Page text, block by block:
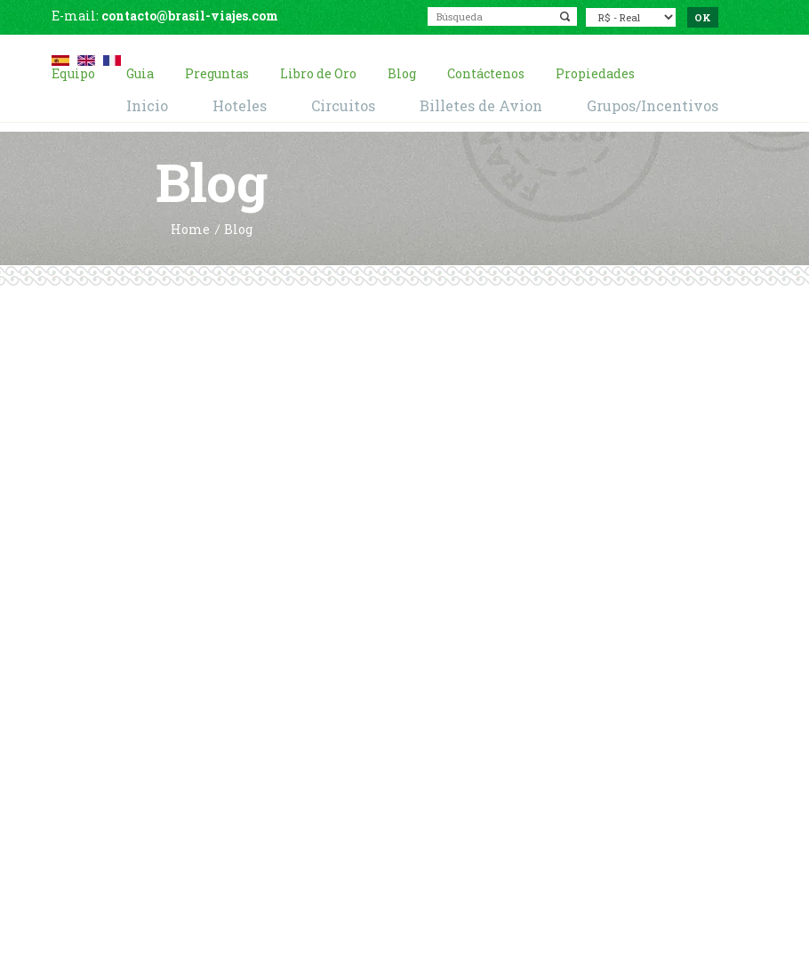
E-mail: contacto@brasil-viajes.com
Equipo Guia Preguntas Libro de Oro Blog Contáctenos Propiedades
Inicio Hoteles Circuitos Billetes de Avion Grupos/Incentivos
Blog
Home Blog